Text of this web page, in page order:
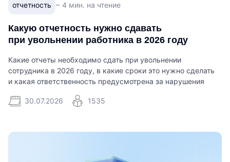
отчетность ~ 4 мин. на чтение
Какую отчетность нужно сдавать
при увольнении работника в 2026 году
Какие отчеты необходимо сдать при увольнении
сотрудника в 2026 году, в какие сроки это нужно сделать
и какая ответственность предусмотрена за нарушения
30.07.2026 1535